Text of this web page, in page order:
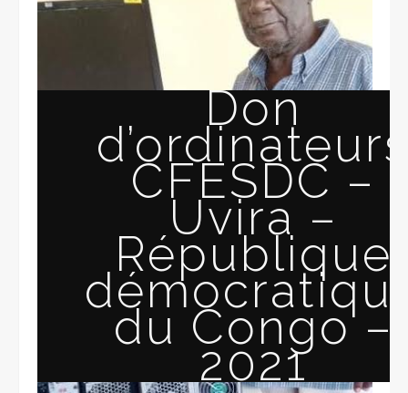
Don
CFESDC –
Uvira –
République
du Congo –
2021